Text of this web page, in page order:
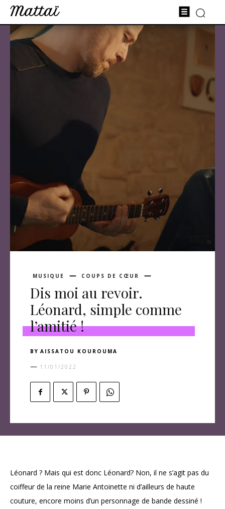
Mattaï
MUSIQUE COUPS DE CŒUR
Dis moi au revoir.
Léonard, simple comme
l’amitié !
BY AISSATOU KOUROUMA
11/01/2022
Léonard ? Mais qui est donc Léonard? Non, il ne s’agit pas du
coiffeur de la reine Marie Antoinette ni d’ailleurs de haute
couture, encore moins d’un personnage de bande dessiné !